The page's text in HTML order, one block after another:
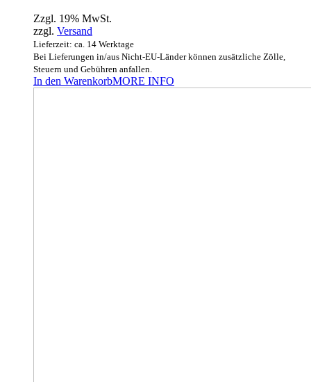
Zzgl. 19% MwSt.
zzgl. Versand
Lieferzeit: ca. 14 Werktage
Bei Lieferungen in/aus Nicht-EU-Länder können zusätzliche Zölle,
Steuern und Gebühren anfallen.
In den WarenkorbMORE INFO